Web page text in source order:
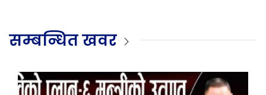
सम्बन्धित खवर